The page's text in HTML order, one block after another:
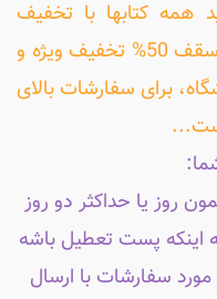
همه کتابها با تخفیف
انجام می شود و کلیه کتاب ها تا سقف 50% تخفیف ویژه و
برای سفارشات بالای
روز یا حداکثر دو روز
اینکه پست تعطیل باشه
سفارشات با ارسال